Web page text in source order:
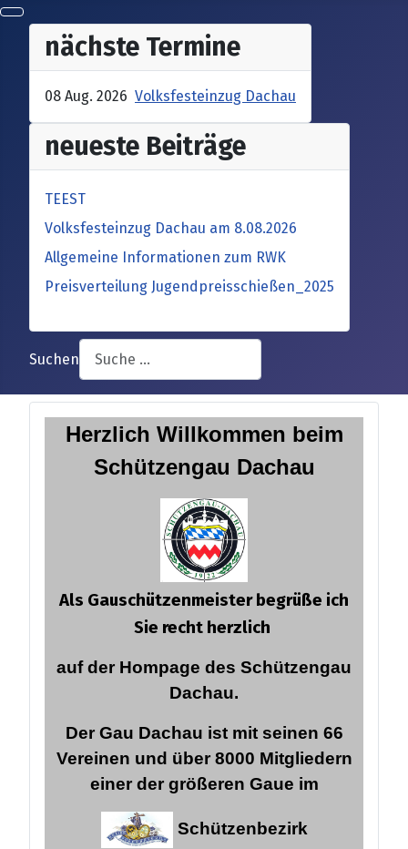
nächste Termine
08 Aug. 2026 Volksfesteinzug Dachau
neueste Beiträge
TEEST
Volksfesteinzug Dachau am 8.08.2026
Allgemeine Informationen zum RWK
Preisverteilung Jugendpreisschießen_2025
Suchen
Herzlich Willkommen beim
Schützengau Dachau
Als Gauschützenmeister begrüße ich
Sie recht herzlich
auf der Hompage des Schützengau
Dachau.
Der Gau Dachau ist mit seinen 66
Vereinen und über 8000 Mitgliedern
einer der größeren Gaue im
Schützenbezirk